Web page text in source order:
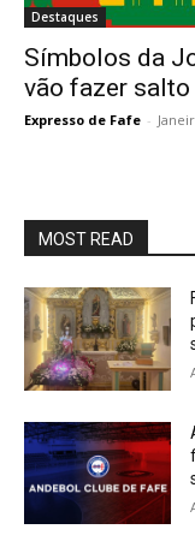
Destaques
Símbolos da
vão fazer
Expresso de Fafe -
MOST READ